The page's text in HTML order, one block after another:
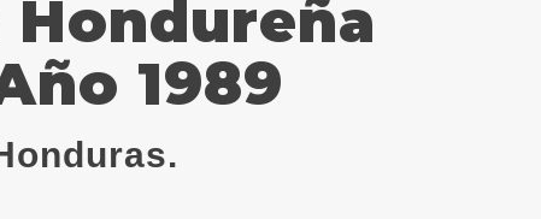
Hondureña
1989